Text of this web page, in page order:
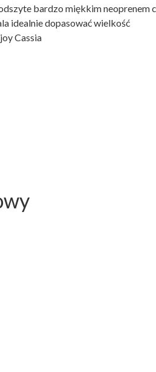
bardzo miękkim neoprenem
idealnie dopasować wielkość
Cassia